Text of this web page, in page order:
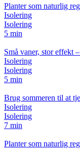
Planter som naturlig
Isolering
Isolering
5 min
Små vaner, stor effekt
Isolering
Isolering
5 min
Brug sommeren til at
Isolering
Isolering
7 min
Planter som naturlig